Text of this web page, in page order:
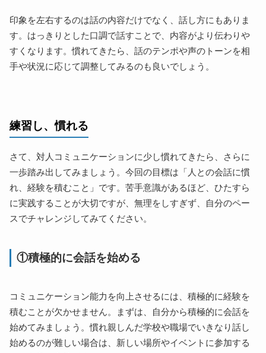
印象を左右するのは話の内容だけでなく、話し方にもありま
す。はっきりとした口調で話すことで、内容がより伝わりや
すくなります。慣れてきたら、話のテンポや声のトーンを相
手や状況に応じて調整してみるのも良いでしょう。
練習し、慣れる
さて、対人コミュニケーションに少し慣れてきたら、さらに
一歩踏み出してみましょう。今回の目標は「人との会話に慣
れ、経験を積むこと」です。苦手意識があるほど、ひたすら
に実践することが大切ですが、無理をしすぎず、自分のペー
スでチャレンジしてみてください。
①積極的に会話を始める
コミュニケーション能力を向上させるには、積極的に経験を
積むことが欠かせません。まずは、自分から積極的に会話を
始めてみましょう。慣れ親しんだ学校や職場でいきなり話し
始めるのが難しい場合は、新しい場所やイベントに参加する